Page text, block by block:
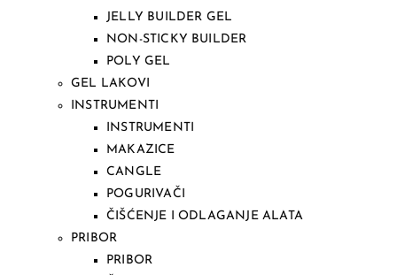
JELLY BUILDER GEL
NON-STICKY BUILDER
POLY GEL
GEL LAKOVI
INSTRUMENTI
INSTRUMENTI
MAKAZICE
CANGLE
POGURIVAČI
ČIŠĆENJE I ODLAGANJE ALATA
PRIBOR
PRIBOR